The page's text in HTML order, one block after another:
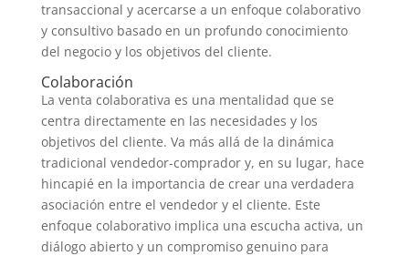
transaccional y acercarse a un enfoque colaborativo
y consultivo basado en un profundo conocimiento
del negocio y los objetivos del cliente.
Colaboración
La venta colaborativa es una mentalidad que se
centra directamente en las necesidades y los
objetivos del cliente. Va más allá de la dinámica
tradicional vendedor-comprador y, en su lugar, hace
hincapié en la importancia de crear una verdadera
asociación entre el vendedor y el cliente. Este
enfoque colaborativo implica una escucha activa, un
diálogo abierto y un compromiso genuino para